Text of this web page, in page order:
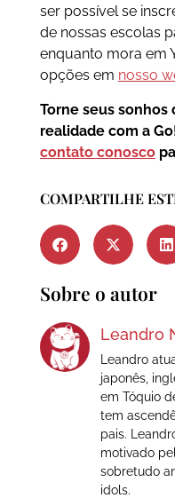
ser possível se
de nossas escolas
enquanto mora em
opções em nosso
Torne seus sonhos
realidade com a
contato conosco
COMPARTILHE
Sobre o autor
Leandro
Leandro
japonês,
em Tóquio
tem
pais.
motivado
sobretudo
idols.